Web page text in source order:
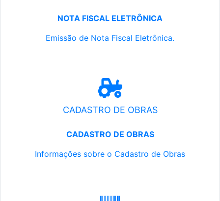
NOTA FISCAL ELETRÔNICA
Emissão de Nota Fiscal Eletrônica.
CADASTRO DE OBRAS
CADASTRO DE OBRAS
Informações sobre o Cadastro de Obras